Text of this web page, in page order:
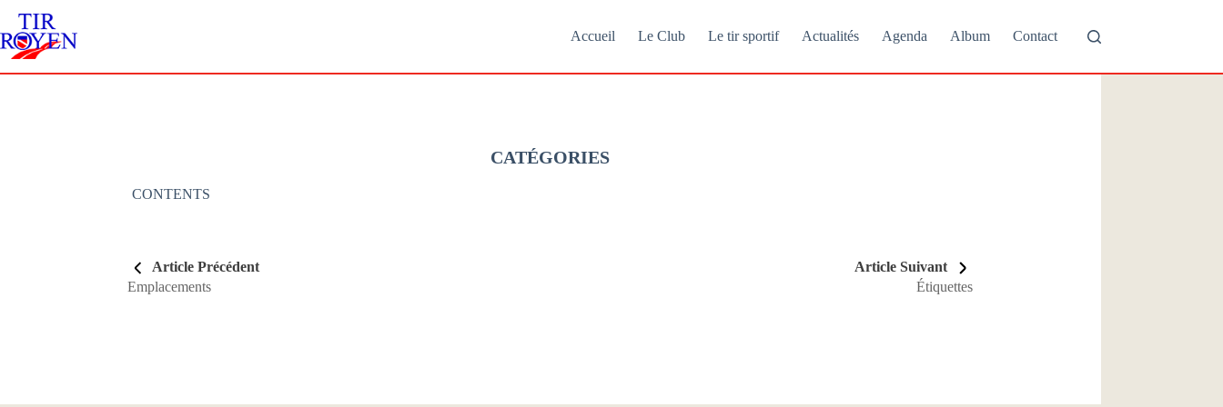
Accueil Le Club Le tir sportif Actualités Agenda Album Contact
CATÉGORIES
CONTENTS
Article Précédent
Emplacements
Article Suivant
Étiquettes